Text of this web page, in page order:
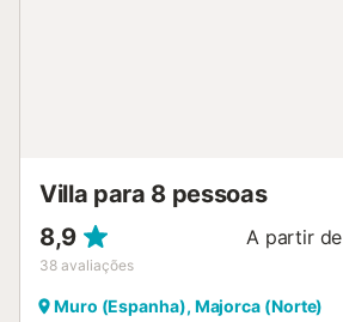
Villa para 8 pessoas
8,9
38 avaliações
A partir de
Muro (Espanha), Majorca (Norte)